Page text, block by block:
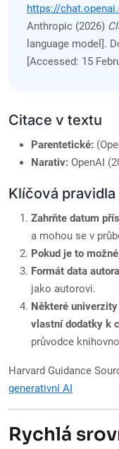
https://
Anthropic (2026)
language model].
[Accessed: 15
Citace v textu
Parentetické:
Narativ: OpenAI
Klíčová
Zahrňte datum
a mohou se v
Pokud je to
Formát data
jako autorovi.
Některé
vlastní dodatky k
průvodce
Harvard Guidance
generativní AI
Rychlá